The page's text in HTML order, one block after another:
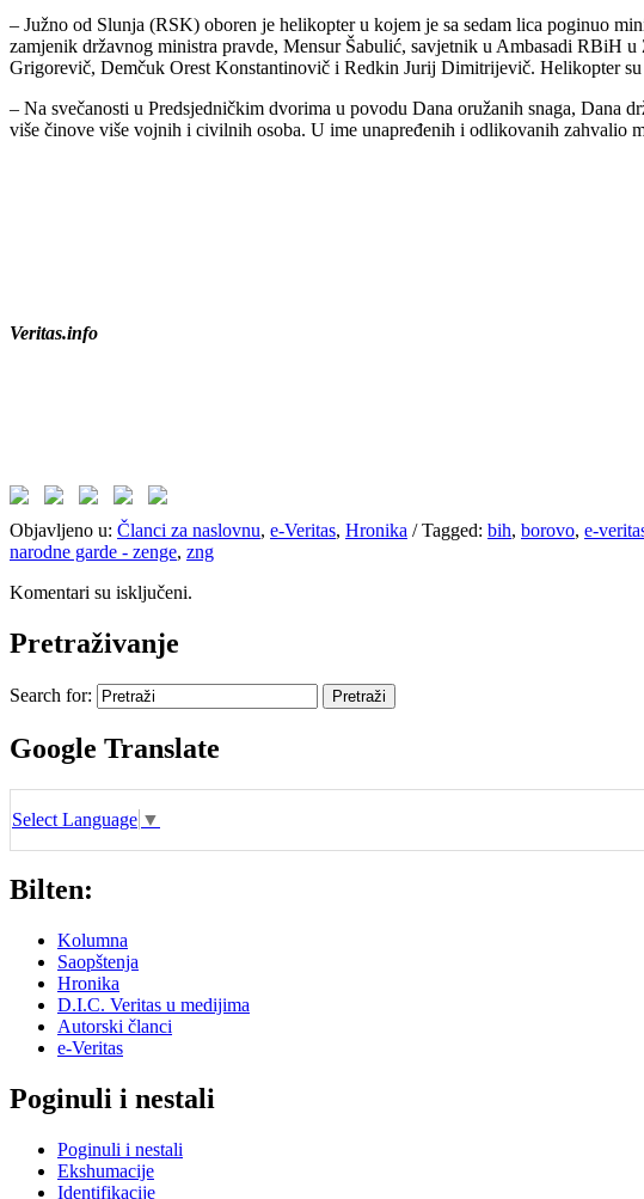
– Južno od Slunja (RSK) oboren je helikopter u kojem je sa sedam lica poginuo
zamjenik državnog ministra pravde, Mensur Šabulić, savjetnik u Ambasadi
Grigorevič, Demčuk Orest Konstantinovič i Redkin Jurij Dimitrijevič. Helikopter
– Na svečanosti u Predsjedničkim dvorima u povodu Dana oružanih snaga, Dana
više činove više vojnih i civilnih osoba. U ime unapređenih i odlikovanih zahvalio
Veritas.info
Objavljeno u: Članci za naslovnu, e-Veritas, Hronika /Tagged: bih, borovo, e-
narodne garde - zenge, zng
Komentari su isključeni.
Pretraživanje
Search for:
Google Translate
Select Language ▼
Bilten:
Kolumna
Saopštenja
Hronika
D.I.C. Veritas u medijima
Autorski članci
e-Veritas
Poginuli i nestali
Poginuli i nestali
Ekshumacije
Identifikacije